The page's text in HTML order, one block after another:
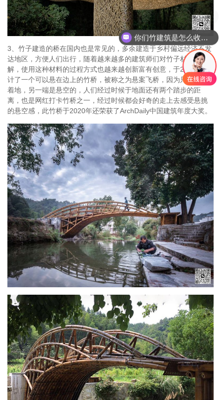
3、竹子建造的桥在国内也是常见的，多余建造于乡村偏远经济不发
达地区，方便人们出行，随着越来越多的建筑师们对竹子材料的了
解，使用这种材料的过程方式也越来越创新富有创意，于2020年设
计了一个可以悬在边上的竹桥，被称之为悬案飞桥，因为只有一端
着地，另一端是悬空的，人们经过时候于地面还有两个踏步的距
离，也是网红打卡竹桥之一，经过时候都会好奇的走上去感受悬挑
的悬空感，此竹桥于2020年还荣获了ArchDaily中国建筑年度大奖。